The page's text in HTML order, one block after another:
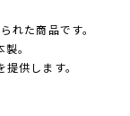
れた商品です。
。
供します。